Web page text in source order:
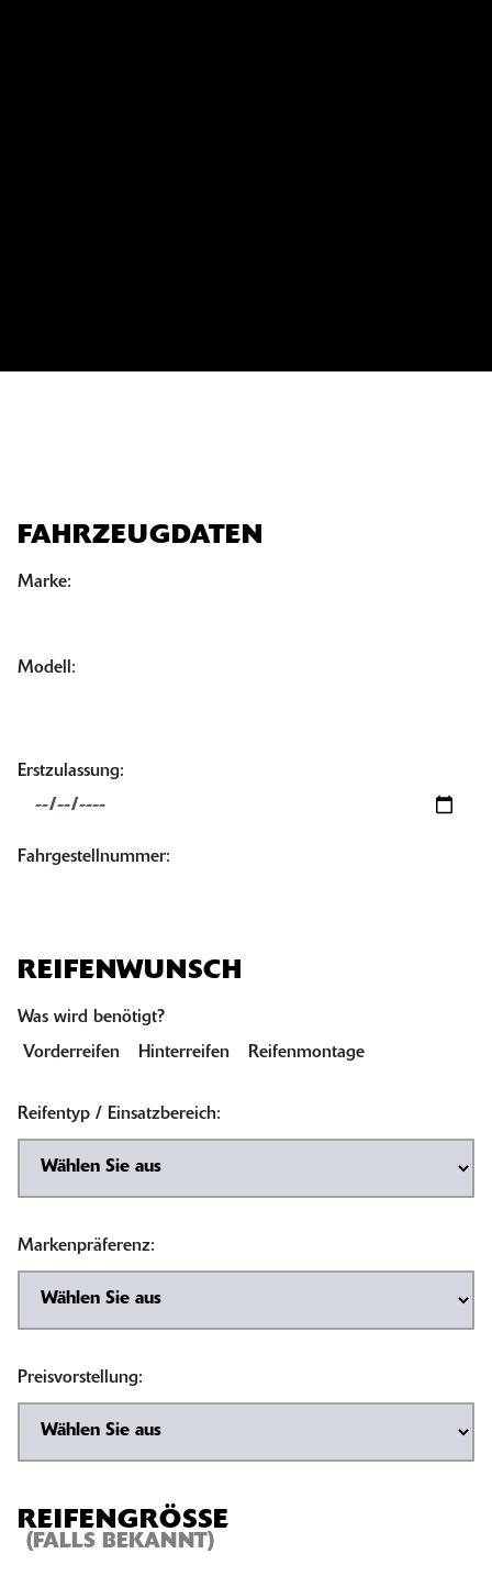
FAHRZEUGDATEN
Marke:
Modell:
Erstzulassung:
Fahrgestellnummer:
REIFENWUNSCH
Was wird benötigt?
Vorderreifen
Hinterreifen Reifenmontage
Reifentyp / Einsatzbereich:
Markenpräferenz:
Preisvorstellung:
REIFENGRÖSSE
(FALLS BEKANNT)